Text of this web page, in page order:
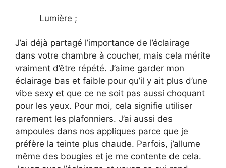
Lumière ;
J’ai déjà partagé l’importance de l’éclairage
dans votre chambre à coucher, mais cela mérite
vraiment d’être répété. J’aime garder mon
éclairage bas et faible pour qu’il y ait plus d’une
vibe sexy et que ce ne soit pas aussi choquant
pour les yeux. Pour moi, cela signifie utiliser
rarement les plafonniers. J’ai aussi des
ampoules dans nos appliques parce que je
préfère la teinte plus chaude. Parfois, j’allume
même des bougies et je me contente de cela.